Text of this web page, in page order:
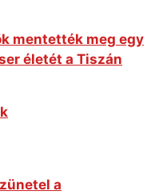
mentették meg egy
életét a Tiszán
a